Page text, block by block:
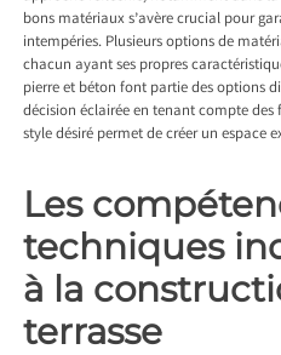
bons matériaux s’avère crucial pour
intempéries. Plusieurs options de
chacun ayant ses propres
pierre et béton font partie des options
décision éclairée en tenant compte
style désiré permet de créer un espace
Les
techniques
à la
terrasse